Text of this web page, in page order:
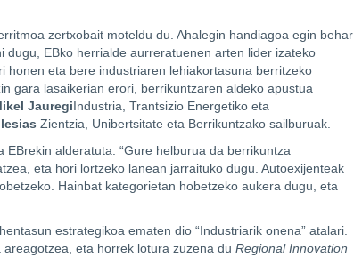
zertxobait moteldu du. Ahalegin handiagoa egin behar
EBko herrialde aurreratuenen arten lider izateko
honen eta bere industriaren lehiakortasuna berritzeko
gara lasaikerian erori, berrikuntzaren aldeko apustua
JauregiIndustria, Trantsizio Energetiko eta
Zientzia, Unibertsitate eta Berrikuntzako sailburuak.
alderatuta. “Gure helburua da berrikuntza
eta hori lortzeko lanean jarraituko dugu. Autoexijenteak
Hainbat kategorietan hobetzeko aukera dugu, eta
estrategikoa ematen dio “Industriarik onena” atalari.
eta horrek lotura zuzena du Regional Innovation